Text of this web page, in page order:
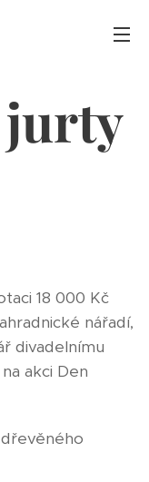
jurty
18 000 Kč
nářadí,
divadelnímu
akci Den